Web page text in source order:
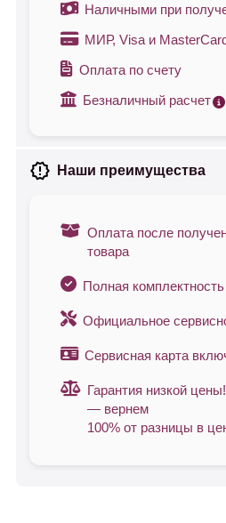
Наличными при
МИР, Visa и
Оплата по счету
Безналичный расчет
Наши преимущества
Оплата после
товара
Полная
Официальное
Сервисная карта
Гарантия низкой
— вернем
100% от разницы в